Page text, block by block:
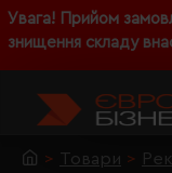
Увага! Прийом
знищення складу
Товари